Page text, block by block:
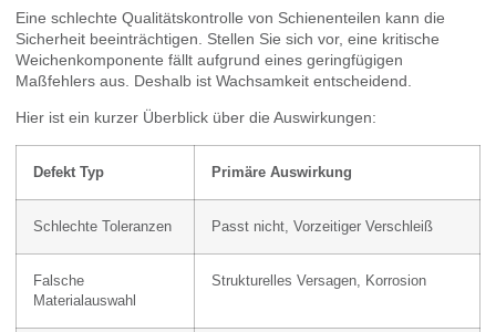
Eine schlechte Qualitätskontrolle von Schienenteilen kann die
Sicherheit beeinträchtigen. Stellen Sie sich vor, eine kritische
Weichenkomponente fällt aufgrund eines geringfügigen
Maßfehlers aus. Deshalb ist Wachsamkeit entscheidend.
Hier ist ein kurzer Überblick über die Auswirkungen:
Defekt Typ Primäre Auswirkung
Schlechte Toleranzen Passt nicht, Vorzeitiger Verschleiß
Falsche
Materialauswahl
Strukturelles Versagen, Korrosion